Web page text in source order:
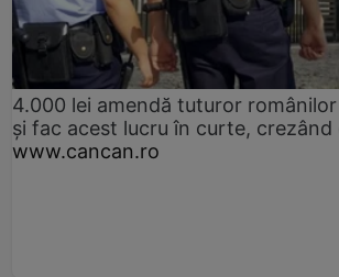
4.000 lei amendă tuturor
și fac acest lucru în curte, crezând
www.cancan.ro